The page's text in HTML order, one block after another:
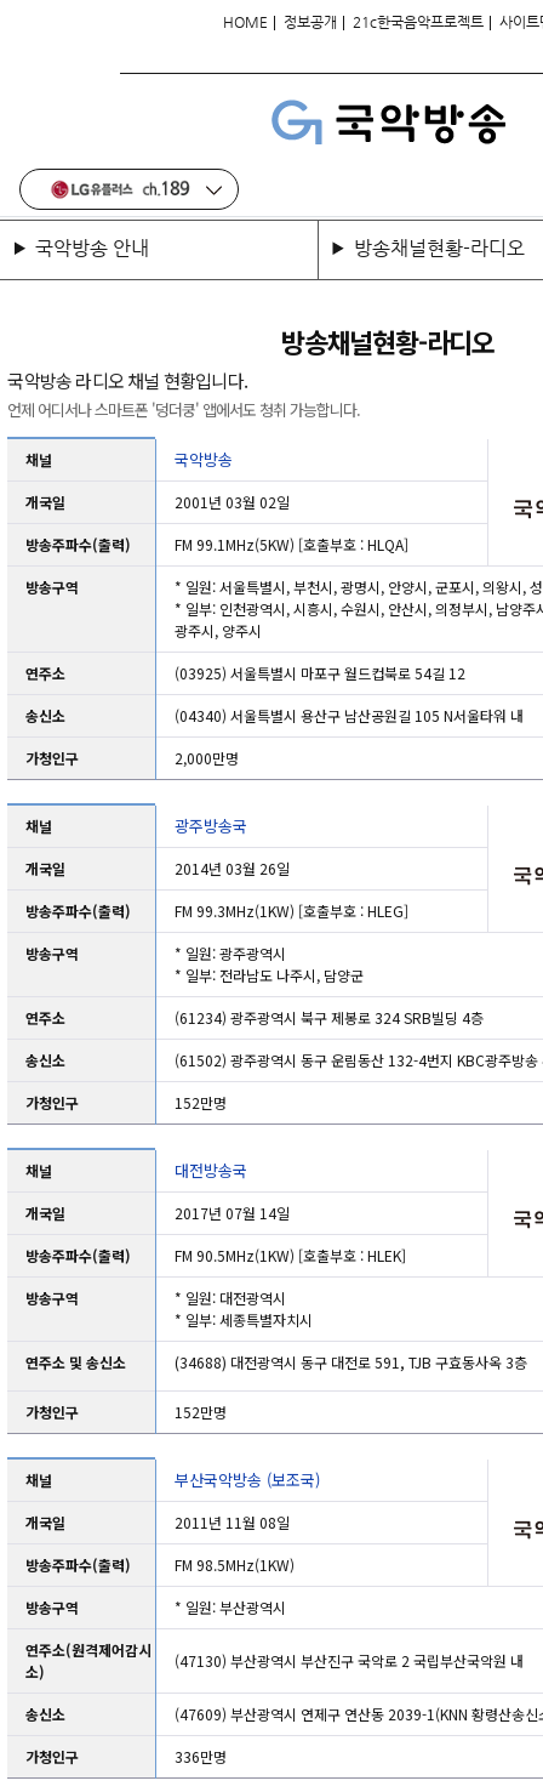
HOME | 정보공개 | 21c한국음악프로젝트 | 사이트
국악방송 안내 방송채널현황-라디오
방송채널현황-라디오
국악방송 라디오 채널 현황입니다.
언제 어디서나 스마트폰 '덩더쿵' 앱에서도 청취 가능합니다.
채널 국악방송
개국일 2001년 03월 02일
방송주파수(출력) FM 99.1MHz(5KW) [호출부호 : HLQA]
방송구역
* 일원: 서울특별시, 부천시, 광명시, 안양시, 군포시, 의왕시,
* 일부: 인천광역시, 시흥시, 수원시, 안산시, 의정부시, 남양
광주시, 양주시
연주소 (03925) 서울특별시 마포구 월드컵북로 54길 12
송신소 (04340) 서울특별시 용산구 남산공원길 105 N서울타워 내
가청인구 2,000만명
채널 광주방송국
개국일 2014년 03월 26일
방송주파수(출력) FM 99.3MHz(1KW) [호출부호 : HLEG]
방송구역
* 일원: 광주광역시
* 일부: 전라남도 나주시, 담양군
연주소 (61234) 광주광역시 북구 제봉로 324 SRB빌딩 4층
송신소 (61502) 광주광역시 동구 운림동산 132-4번지 KBC광주방송
가청인구 152만명
채널 대전방송국
개국일 2017년 07월 14일
방송주파수(출력) FM 90.5MHz(1KW) [호출부호 : HLEK]
방송구역
* 일원: 대전광역시
* 일부: 세종특별자치시
연주소 및 송신소 (34688) 대전광역시 동구 대전로591, TJB구효동사옥3층
가청인구 152만명
채널 부산국악방송 (보조국)
개국일 2011년 11월 08일
방송주파수(출력) FM 98.5MHz(1KW)
방송구역 * 일원: 부산광역시
연주소(원격제어감시
소)
(47130) 부산광역시 부산진구 국악로 2 국립부산국악원 내
송신소 (47609) 부산광역시 연제구 연산동 2039-1(KNN 황령산송신
가청인구 336만명